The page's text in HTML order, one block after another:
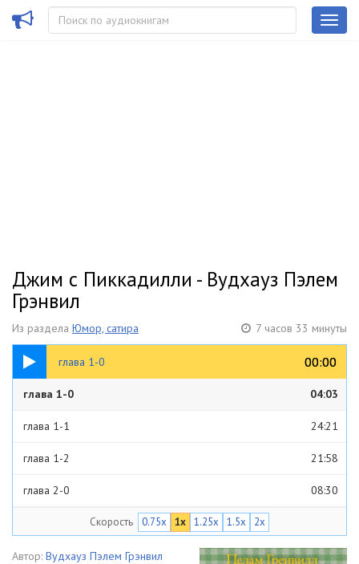
Джим с Пиккадилли - Вудхауз Пэлем
Грэнвил
Из раздела Юмор, сатира 7 часов 33 минуты
глава 1-0 00:00
00:00
04:03
глава 1-0 04:03
глава 1-1 24:21
глава 1-2 21:58
глава 2-0 08:30
глава 2-2 06:05
Скорость 0.75x 1x 1.25x 1.5x 2x
Автор: Вудхауз Пэлем Грэнвил